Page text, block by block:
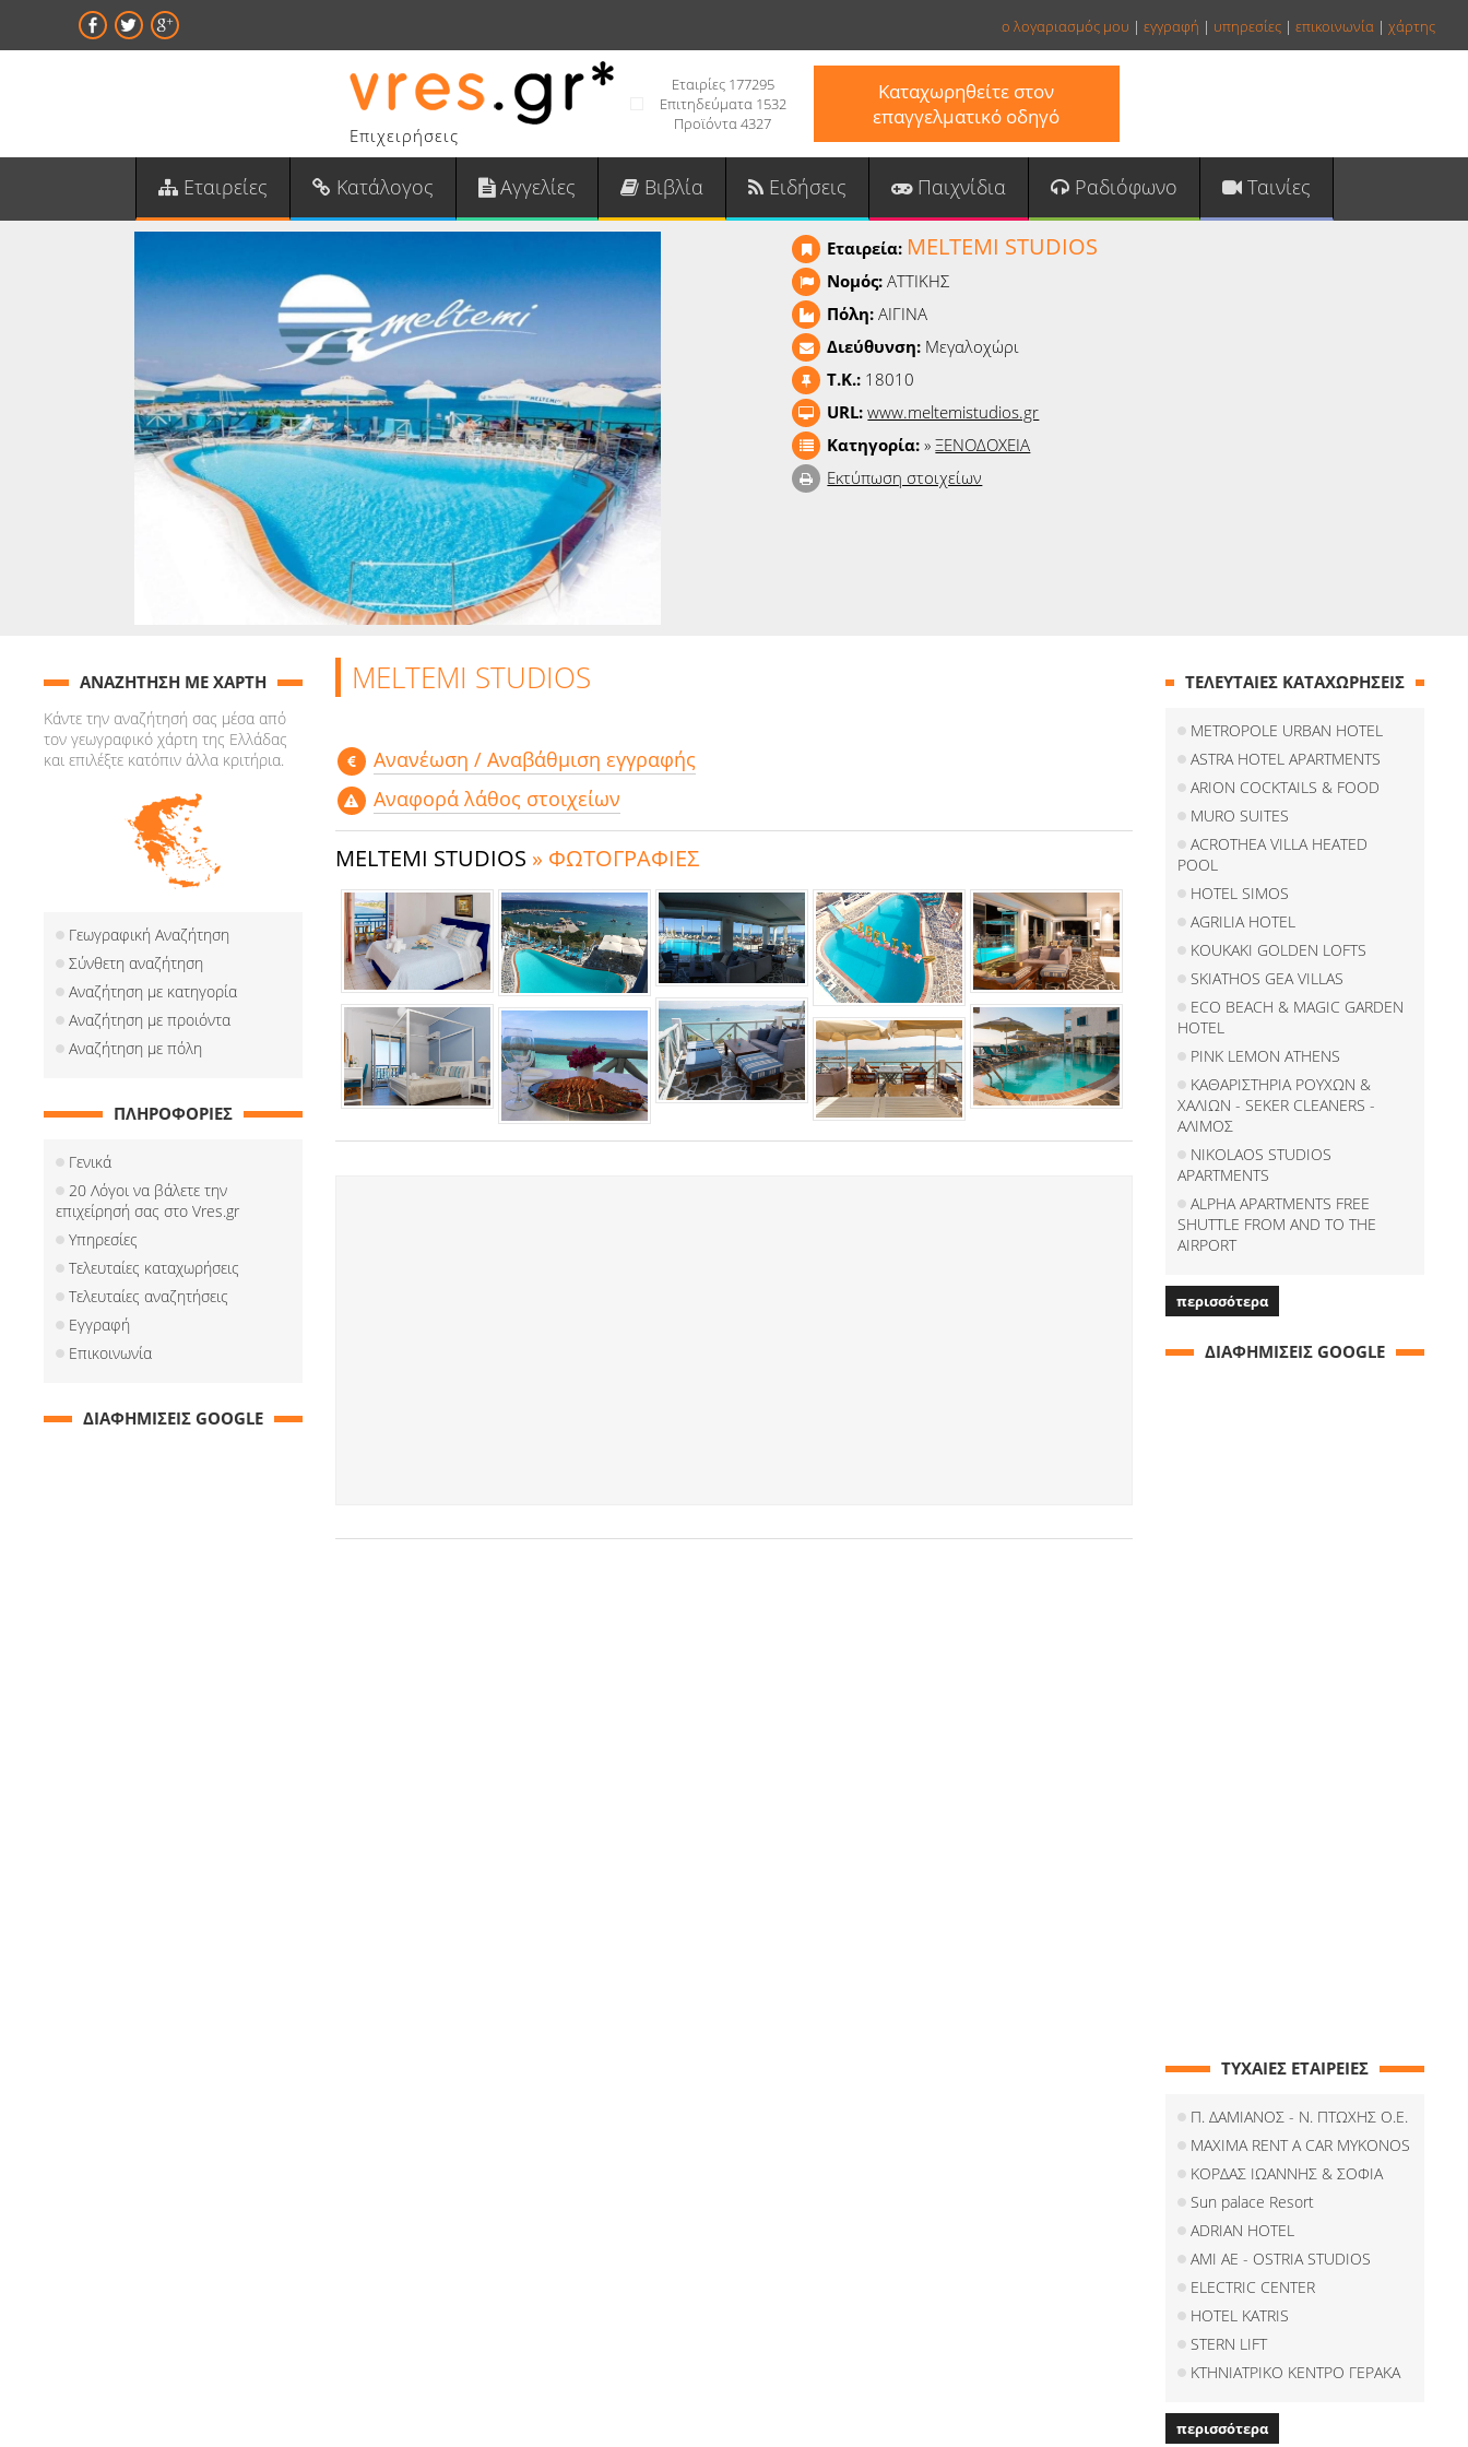
ο λογαριασμός μου | εγγραφή | υπηρεσίες | επικοινωνία | χάρτης
Επιχειρήσεις
Εταιρίες 177295
Επιτηδεύματα 1532
Προϊόντα 4327
Καταχωρηθείτε στον
επαγγελματικό οδηγό
Εταιρείες Κατάλογος Αγγελίες Βιβλία Ειδήσεις Παιχνίδια Ραδιόφωνο Ταινίες
Εταιρεία: MELTEMI STUDIOS
Νομός:ΑΤΤΙΚΗΣ
Πόλη:ΑΙΓΙΝΑ
Διεύθυνση: Μεγαλοχώρι
T.K.: 18010
URL:www.meltemistudios.gr
Κατηγορία:»ΞΕΝΟΔΟΧΕΙΑ
Εκτύπωση στοιχείων
MELTEMI STUDIOS
Aνανέωση / Αναβάθμιση εγγραφής
Αναφορά λάθος στοιχείων
MELTEMI STUDIOS » ΦΩΤΟΓΡΑΦΙΕΣ
ΑΝΑΖΗΤΗΣΗ ΜΕ ΧΑΡΤΗ
Κάντε την αναζήτησή σας μέσα από
τον γεωγραφικό χάρτη της Ελλάδας
και επιλέξτε κατόπιν άλλα κριτήρια.
Γεωγραφική Αναζήτηση
Σύνθετη αναζήτηση
Αναζήτηση με κατηγορία
Αναζήτηση με προιόντα
Αναζήτηση με πόλη
ΠΛΗΡΟΦΟΡΙΕΣ
Γενικά
20 Λόγοι να βάλετε την
επιχείρησή σας στο Vres.gr
Υπηρεσίες
Τελευταίες καταχωρήσεις
Τελευταίες αναζητήσεις
Εγγραφή
Επικοινωνία
ΔΙΑΦΗΜΙΣΕΙΣ GOOGLE
ΤΕΛΕΥΤΑΙΕΣ ΚΑΤΑΧΩΡΗΣΕΙΣ
METROPOLE URBAN HOTEL
ASTRA HOTEL APARTMENTS
ARION COCKTAILS & FOOD
MURO SUITES
ACROTHEA VILLA HEATED
POOL
HOTEL SIMOS
AGRILIA HOTEL
KOUKAKI GOLDEN LOFTS
SKIATHOS GEA VILLAS
ECO BEACH & MAGIC GARDEN
HOTEL
PINK LEMON ATHENS
ΚΑΘΑΡΙΣΤΗΡΙΑ ΡΟΥΧΩΝ &
ΧΑΛΙΩΝ - SEKER CLEANERS -
ΑΛΙΜΟΣ
NIKOLAOS STUDIOS
APARTMENTS
ALPHA APARTMENTS FREE
SHUTTLE FROM AND TO THE
AIRPORT
περισσότερα
ΔΙΑΦΗΜΙΣΕΙΣ GOOGLE
ΤΥΧΑΙΕΣ ΕΤΑΙΡΕΙΕΣ
Π. ΔΑΜΙΑΝΟΣ - Ν. ΠΤΩΧΗΣ Ο.Ε.
MAXIMA RENT A CAR MYKONOS
ΚΟΡΔΑΣ ΙΩΑΝΝΗΣ & ΣΟΦΙΑ
Sun palace Resort
ADRIAN HOTEL
ΑΜΙ ΑΕ - OSTRIA STUDIOS
ELECTRIC CENTER
HOTEL KATRIS
STERN LIFT
ΚΤΗΝΙΑΤΡΙΚΟ ΚΕΝΤΡΟ ΓΕΡΑΚΑ
περισσότερα